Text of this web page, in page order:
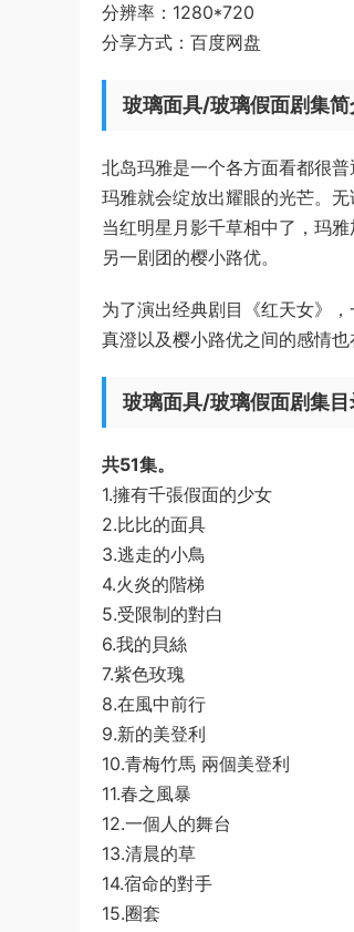
分辨率：1280*720
分享方式：百度网盘
玻璃面具/玻璃假面剧集简
北岛玛雅是一个各方面看都很
玛雅就会绽放出耀眼的光芒。
当红明星月影千草相中了，玛
另一剧团的樱小路优。
为了演出经典剧目《红天女》
真澄以及樱小路优之间的感情也
玻璃面具/玻璃假面剧集目
共51集。
1.擁有千張假面的少女
2.比比的面具
3.逃走的小鳥
4.火炎的階梯
5.受限制的對白
6.我的貝絲
7.紫色玫瑰
8.在風中前行
9.新的美登利
10.青梅竹馬 兩個美登利
11.春之風暴
12.一個人的舞台
13.清晨的草
14.宿命的對手
15.圈套